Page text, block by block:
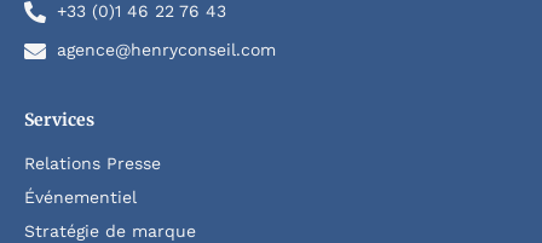
+33 (0)1 46 22 76 43
agence@henryconseil.com
Services
Relations Presse
Événementiel
Stratégie de marque